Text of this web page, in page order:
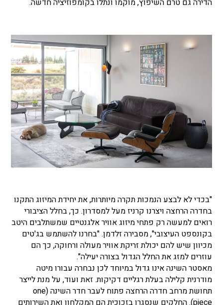
"בכדי לא לבצע הנמכות תקרה מיותרות, את יחידת המיזוג התקנו
בחדרה הרחצה ויצרנו קרניז מעל למסדרון. כך, בחלל הציבורי
רואים למעשה רק פתחי מיזוג אוויר אלגנטיים שמשתלבים היטב
בקונספט העיצובי", מסבירה זלדמן. "בחרנו להשתמש בג'טים
מכיוון שיש להם יכולת זריקת אוויר מעולה ורחוקה, כך הם
עוזרים למזג את החלל הגדול בצורה יעילה".
מאסטר השינה אינו גדול במיוחד לכן נבחרה עבורו מיטה
מודרנית קלילה בעלת רגליים דקיקות. זאת ועוד, על מנת לייצר
תחושת מרחב חדרה הרחצה פתוח לעבר חדר השינה (one